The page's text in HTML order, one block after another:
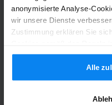
anonymisierte Analyse-
wir unsere Dienste
Zustimmung erklären Sie
können Ihre Einstellungen
Einzelheiten finden Sie in
Alle
Dorothea Dr Stock
Wie seit Jahren